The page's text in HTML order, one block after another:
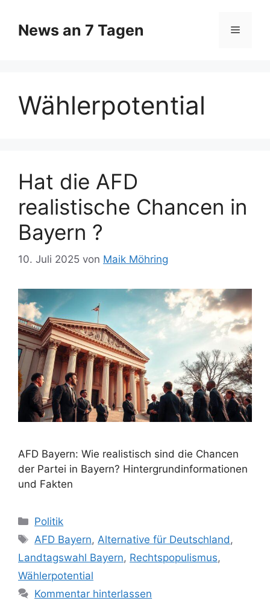
Inhalt
springen
News an 7 Tagen Menü
Wählerpotential
Hat die AFD
realistische Chancen in
Bayern ?
10. Juli 2025 von Maik Möhring
AFD Bayern: Wie realistisch sind die Chancen
der Partei in Bayern? Hintergrundinformationen
und Fakten
Kategorien
Politik
Schlagwörter
AFD Bayern,Alternative für Deutschland,
Landtagswahl Bayern, Rechtspopulismus,
Wählerpotential
Kommentar hinterlassen